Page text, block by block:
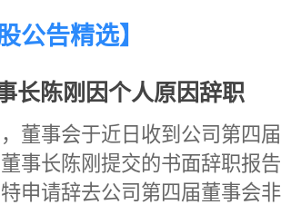
公告精选】
长陈刚因个人原因辞职
董事会于近日收到公司第四
事长陈刚提交的书面辞职报
申请辞去公司第四届董事会